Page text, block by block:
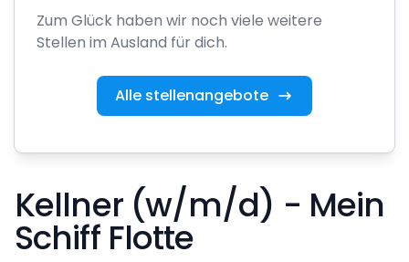
Zum Glück haben wir noch viele weitere
Stellen im Ausland für dich.
Alle stellenangebote
Kellner (w/m/d) - Mein
Schiff Flotte